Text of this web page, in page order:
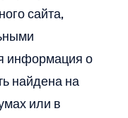
сайта,
информация о
найдена на
или в